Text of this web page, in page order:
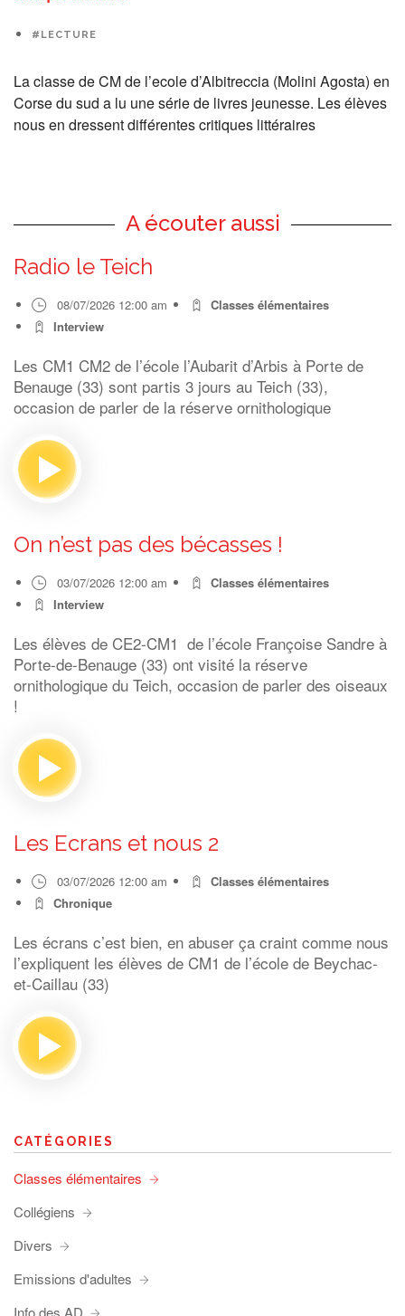
#LECTURE
La classe de CM de l’ecole d’Albitreccia (Molini Agosta) en
Corse du sud a lu une série de livres jeunesse. Les élèves
nous en dressent différentes critiques littéraires
A écouter aussi
Radio le Teich
08/07/2026 12:00 am
Classes élémentaires
Interview
Les CM1 CM2 de l’école l’Aubarit d’Arbis à Porte de
Benauge (33) sont partis 3 jours au Teich (33),
occasion de parler de la réserve ornithologique
On n’est pas des bécasses !
03/07/2026 12:00 am
Classes élémentaires
Interview
Les élèves de CE2-CM1 de l’école Françoise Sandre à
Porte-de-Benauge (33) ont visité la réserve
ornithologique du Teich, occasion de parler des oiseaux
!
Les Ecrans et nous 2
03/07/2026 12:00 am
Classes élémentaires
Chronique
Les écrans c’est bien, en abuser ça craint comme nous
l’expliquent les élèves de CM1 de l’école de Beychac-
et-Caillau (33)
CATÉGORIES
Classes élémentaires
Collégiens
Divers
Emissions d'adultes
Info des AD